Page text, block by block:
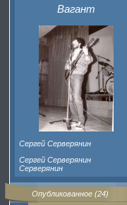
Вагант
Сергей Серверянин
Сергей Серверянин
Серверянин
Опубликованное (24)